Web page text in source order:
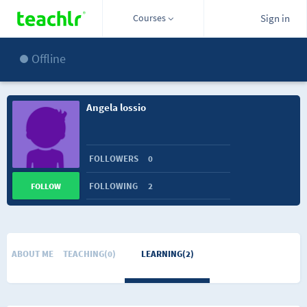
Courses Sign in
Offline
Angela lossio
FOLLOWERS 0
FOLLOWING 2
FOLLOW
ABOUT ME TEACHING(0) LEARNING(2)